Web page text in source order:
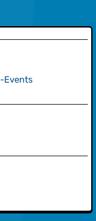
Events